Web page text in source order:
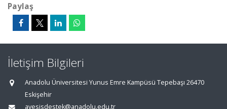
Paylaş
İletişim Bilgileri
Anadolu Üniversitesi Yunus Emre Kampüsü Tepebaşı 26470
Eskişehir
avesisdestek@anadolu.edu.tr